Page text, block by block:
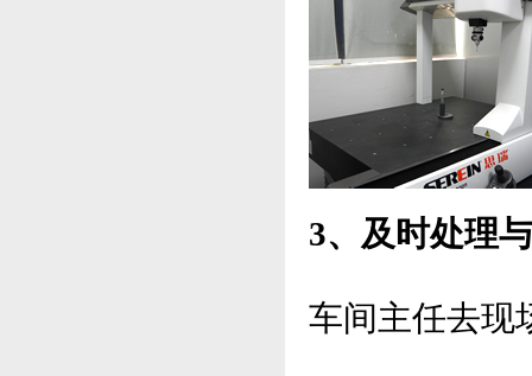
3、及时处理
车间主任去现